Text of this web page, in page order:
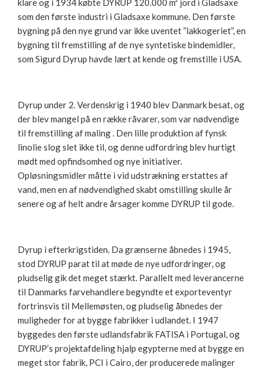
klare og i 1934 købte DYRUP 120.000 m² jord i Gladsaxe
som den første industri i Gladsaxe kommune. Den første
bygning på den nye grund var ikke uventet ”lakkogeriet”, en
bygning til fremstilling af de nye syntetiske bindemidler,
som Sigurd Dyrup havde lært at kende og fremstille i USA.
Dyrup under 2. Verdenskrig i 1940 blev Danmark besat, og
der blev mangel på en række råvarer, som var nødvendige
til fremstilling af maling . Den lille produktion af fynsk
linolie slog slet ikke til, og denne udfordring blev hurtigt
mødt med opfindsomhed og nye initiativer.
Opløsningsmidler måtte i vid udstrækning erstattes af
vand, men en af nødvendighed skabt omstilling skulle år
senere og af helt andre årsager komme DYRUP til gode.
Dyrup i efterkrigstiden. Da grænserne åbnedes i 1945,
stod DYRUP parat til at møde de nye udfordringer, og
pludselig gik det meget stærkt. Parallelt med leverancerne
til Danmarks farvehandlere begyndte et exporteventyr
fortrinsvis til Mellemøsten, og pludselig åbnedes der
muligheder for at bygge fabrikker i udlandet. I 1947
byggedes den første udlandsfabrik FATISA i Portugal, og
DYRUP’s projektafdeling hjalp egypterne med at bygge en
meget stor fabrik, PCI i Cairo, der producerede malinger